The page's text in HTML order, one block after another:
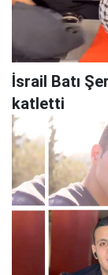
İsrail Batı
katletti